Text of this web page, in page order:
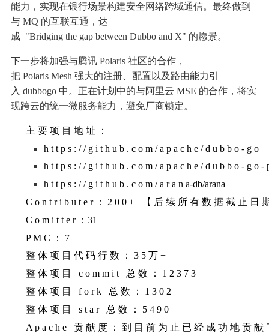
能力 ， 实现在银行场景构建安全网络跨域通信。 最终做到
与 MQ 的互联互通 ， 达
成 "Bridging the gap between Dubbo and X" 的愿景。
下一步将加强与腾讯 Polaris 社区的合作 ，
把 Polaris Mesh 强大的注册 配置 以 及 路由能力引
入 dubbogo 中 。 正在计划 中的与阿里云 MSE 的合作 ， 将实
现跨云的统一微服务能力 ， 避免厂商锁定。
主 要 项 目 地 址
：
h t t p s : / / g i t h u b . c o m / a p a c h e / d u b b o - g o
h t t p s : / / g i t h u b . c o m / a p a c h e / d u b b o - g o -
h t t p s : / / g i t h u b . c o m / a r a n a-db/arana
C o n t r i b u t e r ： 2 0 0 + 【 后 续 所 有 数 据 截 止 日
C o m i t t e r
：31
P M C ：
7
整 体 项 目 代 码 行 数 ： 3 5 万 +
整 体 项 目 c o m m i t 总 数 ： 1 2 3 7 3
整 体 项 目 f o r k 总 数 ： 1 3 0 2
整 体 项 目 s t a r 总 数 ： 5 4 9 0
A p a c h e 贡 献 度 ： 到 目 前 为 止 已 经 成 功 地 贡 献